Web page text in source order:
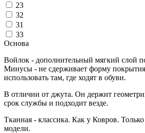
23
32
31
33
Основа
Войлок - дополнительный мягкий слой
Минусы - не сдерживает форму
использовать там, где ходят в обуви.
В отличии от джута. Он держит
срок службы и подходит везде.
Тканная - классика. Как у Ковров.
модели.